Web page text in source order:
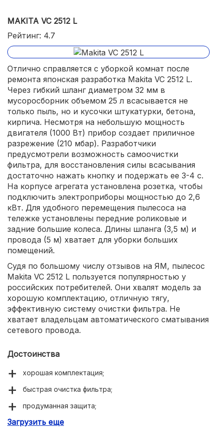
MAKITA VC 2512 L
Рейтинг: 4.7
Отлично справляется с уборкой комнат после
ремонта японская разработка Makita VC 2512 L.
Через гибкий шланг диаметром 32 мм в
мусоросборник объемом 25 л всасывается не
только пыль, но и кусочки штукатурки, бетона,
кирпича. Несмотря на небольшую мощность
двигателя (1000 Вт) прибор создает приличное
разрежение (210 мбар). Разработчики
предусмотрели возможность самоочистки
фильтра, для восстановления силы всасывания
достаточно нажать кнопку и подержать ее 3-4 с.
На корпусе агрегата установлена розетка, чтобы
подключить электроприборы мощностью до 2,6
кВт. Для удобного перемещения пылесоса на
тележке установлены передние роликовые и
задние большие колеса. Длины шланга (3,5 м) и
провода (5 м) хватает для уборки больших
помещений.
Судя по большому числу отзывов на ЯМ, пылесос
Makita VC 2512 L пользуется популярностью у
российских потребителей. Они хвалят модель за
хорошую комплектацию, отличную тягу,
эффективную систему очистки фильтра. Не
хватает владельцам автоматического сматывания
сетевого провода.
Достоинства
хорошая комплектация;
быстрая очистка фильтра;
продуманная защита;
маневренность.
Загрузить еще